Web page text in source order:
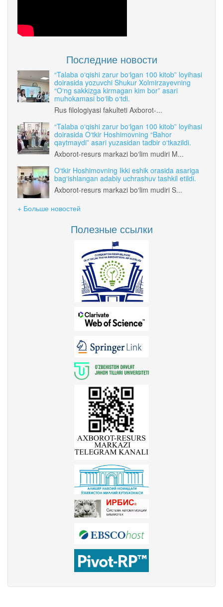
Последние новости
“Talaba o‘qishi zarur bo‘lgan 100 kitob” loyihasi
doirasida yozuvchi Shukur Xolmirzayevning
“O‘ng sakkizga kirmagan kim bor” asari
muhokamasi bo‘lib o‘tdi.
Rus filologiyasi fakulteti Axborot-...
“Talaba o‘qishi zarur bo‘lgan 100 kitob” loyihasi
doirasida O‘tkir Hoshimovning “Bahor
qaytmaydi” asari yuzasidan tadbir o‘tkazildi.
Axborot-resurs markazi bo‘lim mudiri M...
O‘tkir Hoshimovning Ikki eshik orasida asariga
bag‘ishlangan adabiy uchrashuv tashkil etildi.
Axborot-resurs markazi bo‘lim mudiri S...
+ Больше новостей
Полезные ссылки